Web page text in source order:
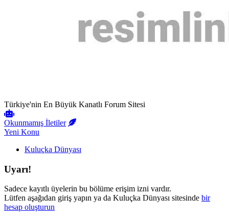
Türkiye'nin En Büyük Kanatlı Forum Sitesi
Okunmamış İletiler
Yeni Konu
Kuluçka Dünyası
Uyarı!
Sadece kayıtlı üyelerin bu bölüme erişim izni vardır.
Lütfen aşağıdan giriş yapın ya da Kuluçka Dünyası sitesinde bir
hesap oluşturun